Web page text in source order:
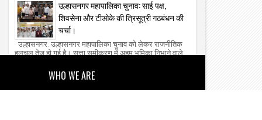
उल्हासनगर महापालिका चुनाव: साई पक्ष,
शिवसेना और टीओके की त्रिसूत्री गठबंधन की
चर्चा।
उल्हासनगर: उल्हासनगर महापालिका चुनाव को लेकर राजनीतिक
हलचल तेज हो गई है। सत्ता समीकरण में अहम भूमिका निभाने वाले
WHO WE ARE